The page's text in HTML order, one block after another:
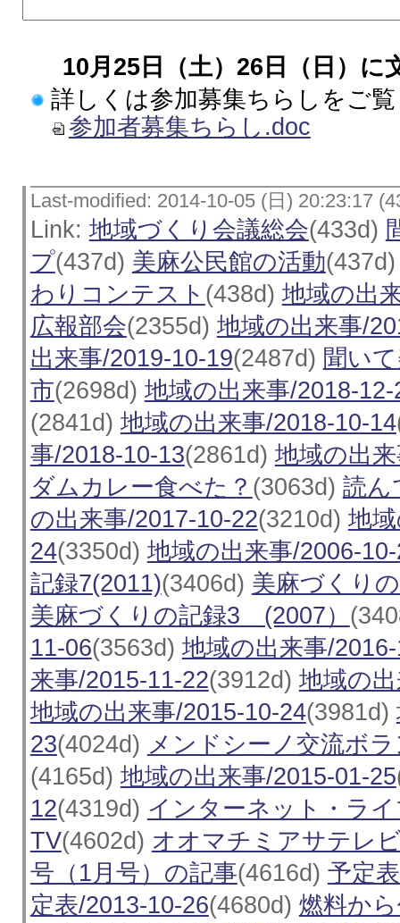
10月25日（土）26日（日）に
詳しくは参加募集ちらしをご
参加者募集ちらし.doc
Last-modified: 2014-10-05 (日) 20:23:17
Link: 地域づくり会議総会(433d)
プ(437d) 美麻公民館の活動
わりコンテスト (438d) 地域の出
広報部会(2355d) 地域の出来事/
出来事/2019-10-19(2487d) 聞い
市(2698d) 地域の出来事/2018-12-
(2841d) 地域の出来事/2018-10-14
事/2018-10-13(2861d) 地域の出
ダムカレー食べた？ (3063d) 読ん
の出来事/2017-10-22(3210d) 地
24(3350d) 地域の出来事/2006-
記録7(2011)(3406d) 美麻づくり
美麻づくりの記録3 (2007）
11-06(3563d) 地域の出来事/
来事/2015-11-22(3912d) 地域の
地域の出来事/2015-10-24(3981d)
23(4024d) メンドシーノ交流ボ
(4165d) 地域の出来事/2015-01-25
12(4319d) インターネット・ラ
TV(4602d) オオマチミアサテレ
号（1月号）の記事(4616d) 予定
定表/2013-10-26(4680d) 燃料か